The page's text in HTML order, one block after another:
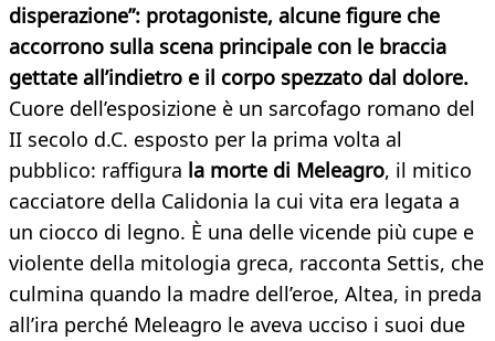
disperazione”: protagoniste, alcune figure che
accorrono sulla scena principale con le braccia
gettate all’indietro e il corpo spezzato dal dolore.
Cuore dell’esposizione è un sarcofago romano del
II secolo d.C. esposto per la prima volta al
pubblico: raffigura la morte di Meleagro, il mitico
cacciatore della Calidonia la cui vita era legata a
un ciocco di legno. È una delle vicende più cupe e
violente della mitologia greca, racconta Settis, che
culmina quando la madre dell’eroe, Altea, in preda
all’ira perché Meleagro le aveva ucciso i suoi due